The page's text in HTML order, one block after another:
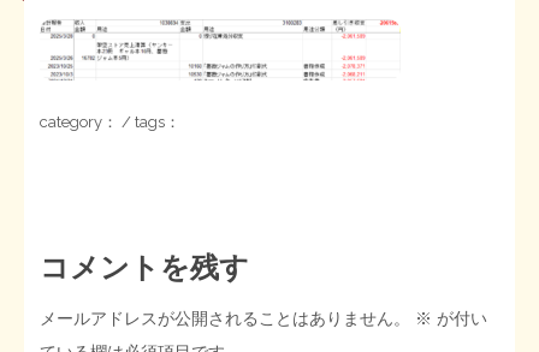
【国の、本当の】財源チラシ／旧・財源研究室
シン財源はあなたです／合同誌／旧・サブカル分室
マネクリ戦士 RED & BLACK
チラシ発行部数
会計報告
旧・財研出版について
会計報告
category： / tags：
コメントを残す
メールアドレスが公開されることはありません。 ※ が付い